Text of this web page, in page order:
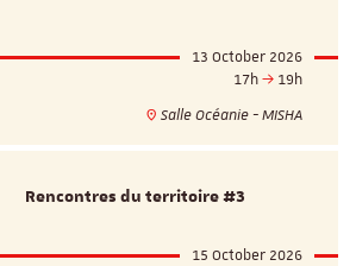
13 October 2026
17h
19h
Salle Océanie - MISHA
Rencontres du territoire #3
15 October 2026